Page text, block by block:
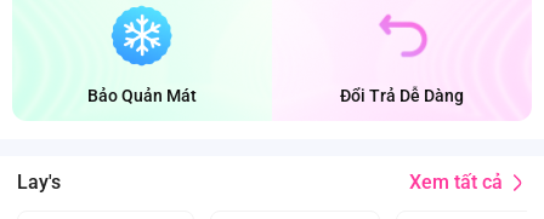
Bảo Quản Mát Đổi Trả Dễ Dàng
Lay's Xem tất cả